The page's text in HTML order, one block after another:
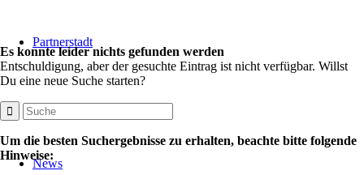
Partnerstadt
News
Es konnte leider nichts gefunden werden
Entschuldigung, aber der gesuchte Eintrag ist nicht verfügbar. Willst
Du eine neue Suche starten?
Um die besten Suchergebnisse zu erhalten, beachte bitte folgende
Hinweise: